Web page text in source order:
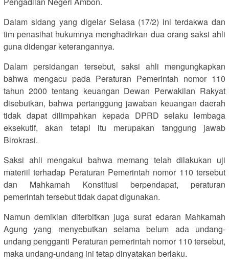
Dalam sidang yang digelar Selasa (17/2) ini terdakwa dan
tim penasihat hukumnya menghadirkan dua orang saksi ahli
guna didengar keterangannya.
Dalam persidangan tersebut, saksi ahli mengungkapkan
bahwa mengacu pada Peraturan Pemerintah nomor 110
tahun 2000 tentang keuangan Dewan Perwakilan Rakyat
disebutkan, bahwa pertanggung jawaban keuangan daerah
tidak dapat dilimpahkan kepada DPRD selaku lembaga
eksekutif, akan tetapi itu merupakan tanggung jawab
Birokrasi.
Saksi ahli mengakui bahwa memang telah dilakukan uji
materiil terhadap Peraturan Pemerintah nomor 110 tersebut
dan Mahkamah Konstitusi berpendapat, peraturan
pemerintah tersebut tidak dapat digunakan.
Namun demikian diterbitkan juga surat edaran Mahkamah
Agung yang menyebutkan selama belum ada undang-
undang pengganti Peraturan pemerintah nomor 110 tersebut,
maka undang-undang ini tetap dinyatakan berlaku.